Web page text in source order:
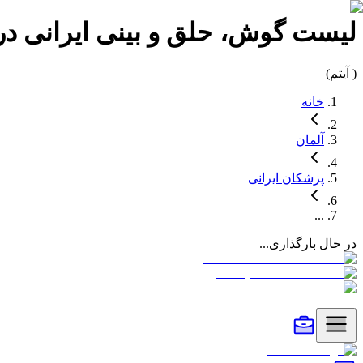
لیستگوش، حلق و بینی ایرانی در
( آیتم)
خانه
آلمان
پزشکان ایرانی
...
در حال بارگذاری...